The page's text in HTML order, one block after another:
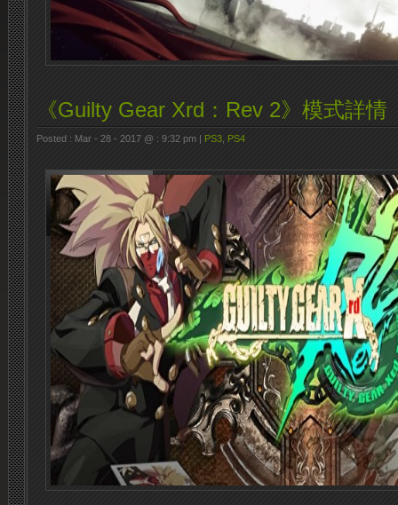
《Guilty Gear Xrd：Rev 2》模式詳情
Posted : Mar - 28 - 2017 @ : 9:32 pm | PS3 PS4